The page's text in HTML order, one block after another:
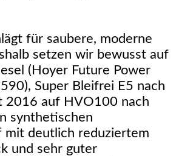
für saubere, moderne
setzen wir bewusst auf
(Hoyer Future Power
Super Bleifrei E5 nach
2016 auf HVO100 nach
synthetischen
mit deutlich reduziertem
und sehr guter